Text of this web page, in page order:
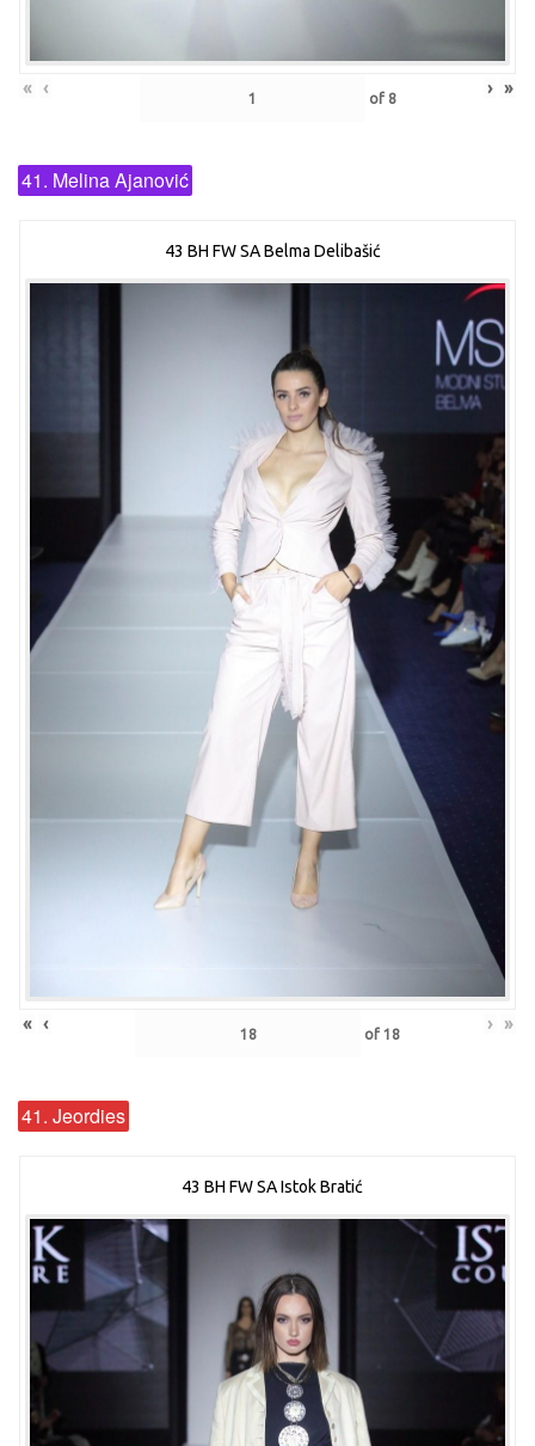
« ‹ of 8 › »
41. Melina Ajanović
43 BH FW SA Belma Delibašić
« ‹ of 18 › »
41. Jeordies
43 BH FW SA Istok Bratić